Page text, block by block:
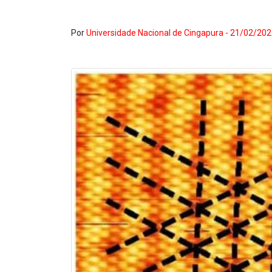
PorUniversidade Nacional de Cingapura - 21/02/